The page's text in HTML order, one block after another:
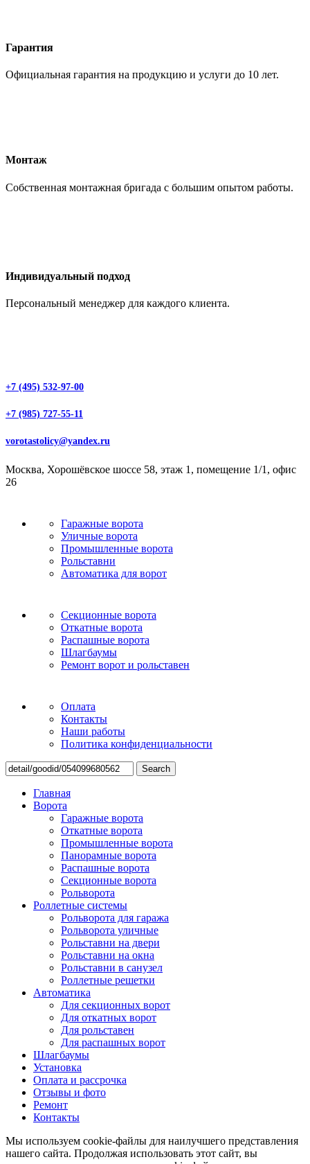
Гарантия
Официальная гарантия на продукцию и услуги до 10 лет.
Монтаж
Собственная монтажная бригада с большим опытом работы.
Индивидуальный подход
Персональный менеджер для каждого клиента.
+7 (495) 532-97-00
+7 (985) 727-55-11
vorotastolicy@yandex.ru
Москва, Хорошёвское шоссе 58, этаж 1, помещение 1/1, офис
26
Гаражные ворота
Уличные ворота
Промышленные ворота
Рольставни
Автоматика для ворот
Секционные ворота
Откатные ворота
Распашные ворота
Шлагбаумы
Ремонт ворот и рольставен
Оплата
Контакты
Наши работы
Политика конфиденциальности
Search
Главная
Ворота
Гаражные ворота
Откатные ворота
Промышленные ворота
Панорамные ворота
Распашные ворота
Секционные ворота
Рольворота
Роллетные системы
Рольворота для гаража
Рольворота уличные
Рольставни на двери
Рольставни на окна
Рольставни в санузел
Роллетные решетки
Автоматика
Для секционных ворот
Для откатных ворот
Для рольставен
Для распашных ворот
Шлагбаумы
Установка
Оплата и рассрочка
Отзывы и фото
Ремонт
Контакты
Мы используем cookie-файлы для наилучшего представления
нашего сайта. Продолжая использовать этот сайт, вы